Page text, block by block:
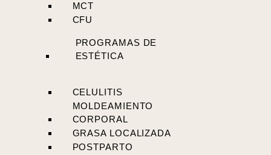
MCT
CFU
PROGRAMAS DE
ESTÉTICA
CELULITIS
MOLDEAMIENTO
CORPORAL
GRASA LOCALIZADA
POSTPARTO